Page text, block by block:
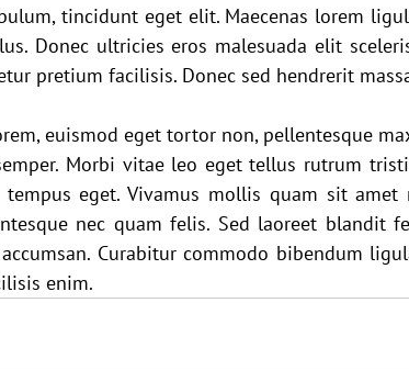
tincidunt eget elit. Maecenas lorem
Donec ultricies eros malesuada elit
pretium facilisis. Donec sed hendrerit
euismod eget tortor non, pellentesque
Morbi vitae leo eget tellus rutrum
eget. Vivamus mollis quam sit amet
nec quam felis. Sed laoreet blandit
Curabitur commodo bibendum
enim.